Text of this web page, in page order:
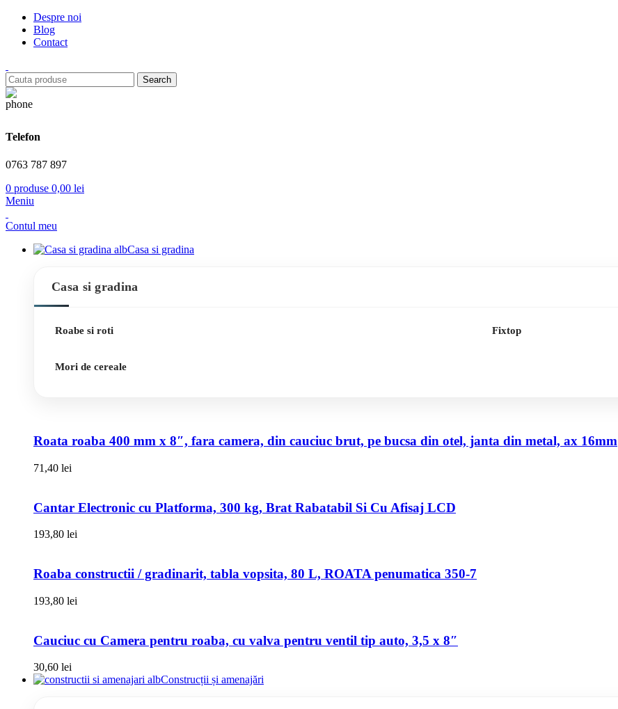
Despre noi
Blog
Contact
Search
Telefon
0763 787 897
0 produse 0,00 lei
Meniu
Contul meu
Casa si gradina
Casa si gradina
Roabe si roti
Mori de cereale
Fixtop
Roata roaba 400 mm x 8″, fara camera, din cauciuc brut, pe bucsa din otel, janta din metal, ax 16mm
71,40 lei
Cantar Electronic cu Platforma, 300 kg, Brat Rabatabil Si Cu Afisaj LCD
193,80 lei
Roaba constructii / gradinarit, tabla vopsita, 80 L, ROATA penumatica 350-7
193,80 lei
Cauciuc cu Camera pentru roaba, cu valva pentru ventil tip auto, 3,5 x 8″
30,60 lei
Construcții și amenajări